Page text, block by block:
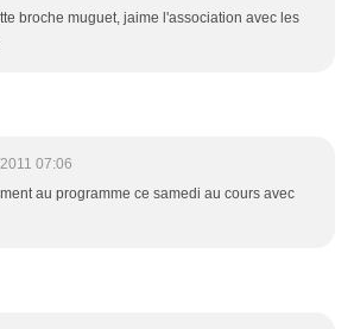
broche muguet, jaime l'association avec les
07:06
au programme ce samedi au cours avec